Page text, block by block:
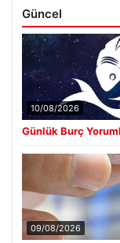
Güncel
10/08/2026
Günlük Burç
09/08/2026